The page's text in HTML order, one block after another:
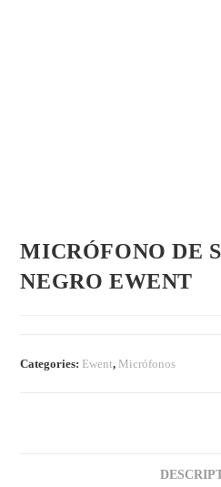
MICRÓFONO DE
NEGRO EWENT
Categories: Ewent, Micrófonos